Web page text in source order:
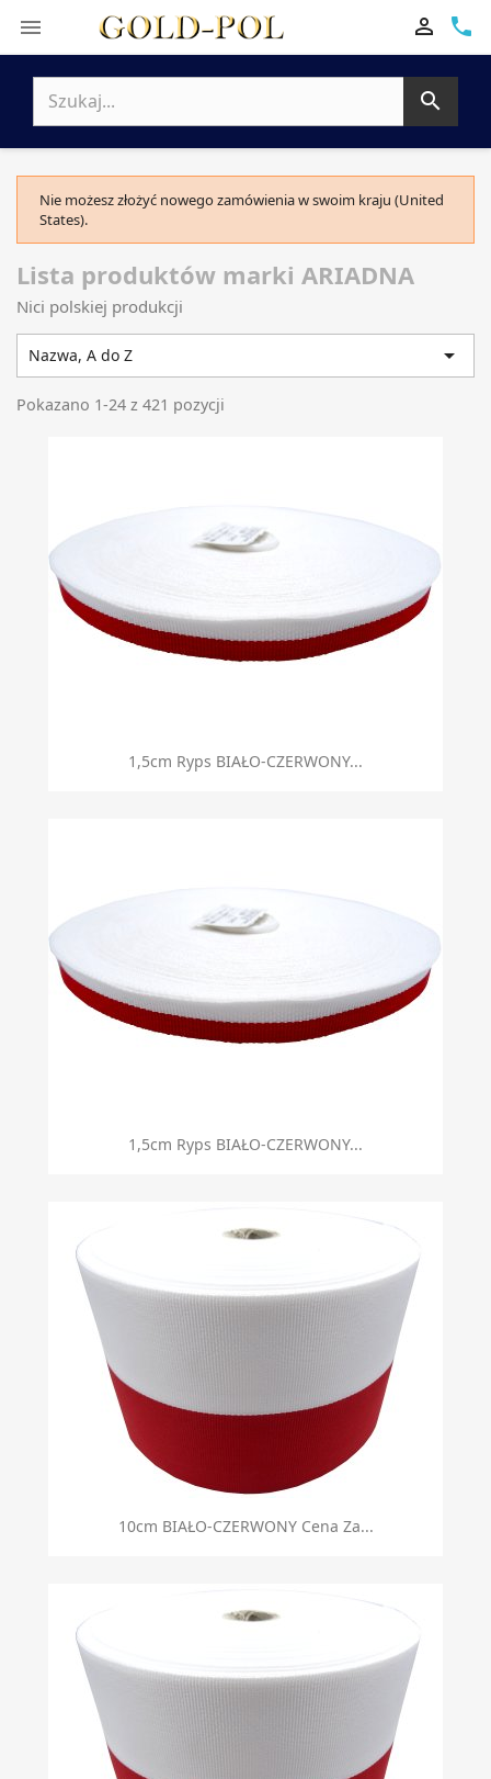
 phone


Nie możesz złożyć nowego zamówienia w swoim kraju (United
States).
Lista produktów marki ARIADNA
Nici polskiej produkcji
Nazwa, A do Z 
Pokazano 1-24 z 421 pozycji
1,5cm Ryps BIAŁO-CZERWONY...
1,5cm Ryps BIAŁO-CZERWONY...
10cm BIAŁO-CZERWONY Cena Za...